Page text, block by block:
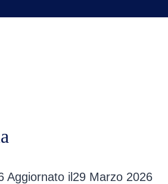
Aggiornato il 29 Marzo 2026